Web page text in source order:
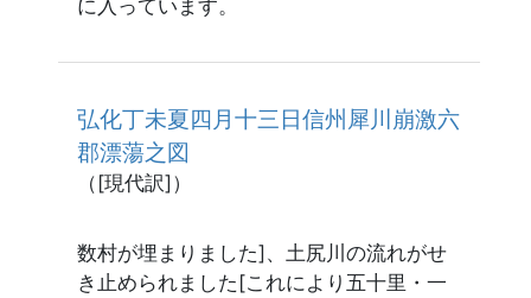
に入っています。
弘化丁未夏四月十三日信州犀川崩激六
郡漂蕩之図
（[現代訳]）
数村が埋まりました]、土尻川の流れがせ
き止められました[これにより五十里・一